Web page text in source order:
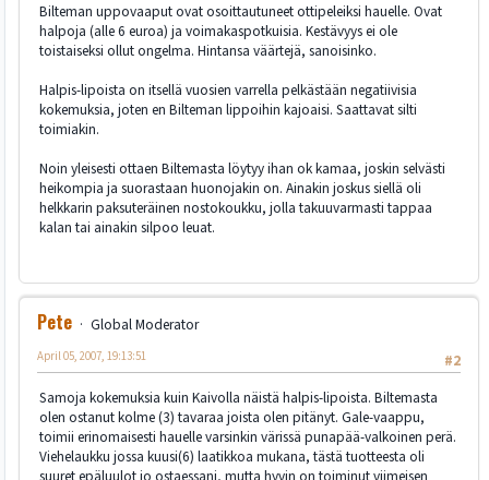
Bilteman uppovaaput ovat osoittautuneet ottipeleiksi hauelle. Ovat
halpoja (alle 6 euroa) ja voimakaspotkuisia. Kestävyys ei ole
toistaiseksi ollut ongelma. Hintansa väärtejä, sanoisinko.
Halpis-lipoista on itsellä vuosien varrella pelkästään negatiivisia
kokemuksia, joten en Bilteman lippoihin kajoaisi. Saattavat silti
toimiakin.
Noin yleisesti ottaen Biltemasta löytyy ihan ok kamaa, joskin selvästi
heikompia ja suorastaan huonojakin on. Ainakin joskus siellä oli
helkkarin paksuteräinen nostokoukku, jolla takuuvarmasti tappaa
kalan tai ainakin silpoo leuat.
Pete
Global Moderator
#2
April 05, 2007, 19:13:51
Samoja kokemuksia kuin Kaivolla näistä halpis-lipoista. Biltemasta
olen ostanut kolme (3) tavaraa joista olen pitänyt. Gale-vaappu,
toimii erinomaisesti hauelle varsinkin värissä punapää-valkoinen perä.
Viehelaukku jossa kuusi(6) laatikkoa mukana, tästä tuotteesta oli
suuret epäluulot jo ostaessani, mutta hyvin on toiminut viimeisen